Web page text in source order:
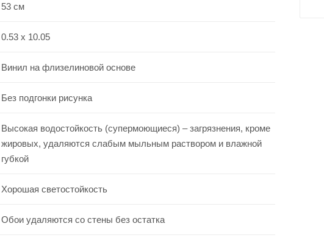
53 см
0.53 x 10.05
Винил на флизелиновой основе
Без подгонки рисунка
Высокая водостойкость (супермоющиеся) – загрязнения, кроме
жировых, удаляются слабым мыльным раствором и влажной
губкой
Хорошая светостойкость
Обои удаляются со стены без остатка